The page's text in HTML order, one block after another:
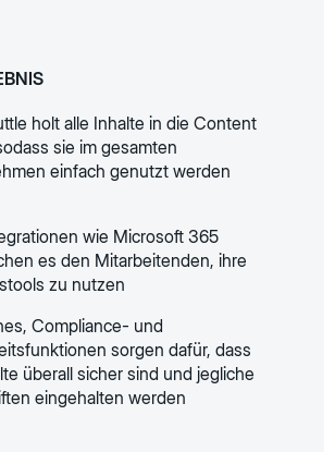
holt alle Inhalte in die Content
sie im gesamten
einfach genutzt werden
wie Microsoft 365
es den Mitarbeitenden, ihre
zu nutzen
Compliance- und
sorgen dafür, dass
überall sicher sind und jegliche
eingehalten werden